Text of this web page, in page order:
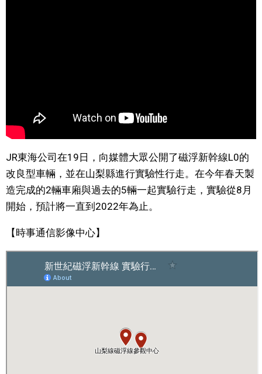
文化
科學技術
生活
娛樂
教育
JR東海公司在19日，向媒體大眾公開了磁浮新幹線L0的
改良型車輛，並在山梨縣進行實驗性行走。在今年春天製
造完成的2輛車廂與過去的5輛一起實驗行走，實驗從8月
開始，預計將一直到2022年為止。
【時事通信影像中心】